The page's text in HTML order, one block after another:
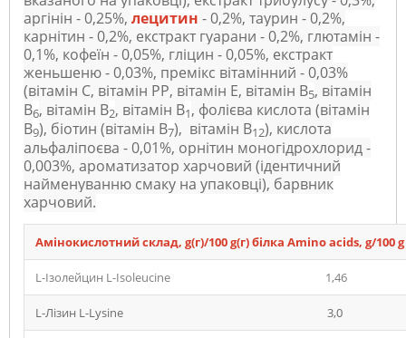
аргінін - 0,25%, лецитин - 0,2%, таурин - 0,2%,
карнітин - 0,2%, екстракт гуарани - 0,2%, глютамін -
0,1%, кофеїн - 0,05%, гліцин - 0,05%, екстракт
женьшеню - 0,03%, премікс вітамінний - 0,03%
(вітамін С, вітамін РР, вітамін Е, вітамін В5, вітамін
В6, вітамін В2, вітамін В1, фолієва кислота (вітамін
В9), біотин (вітамін В7), вітамін В12), кислота
альфаліпоєва - 0,01%, орнітин моногідрохлорид -
0,003%, ароматизатор харчовий (ідентичний
найменуванню смаку на упаковці), барвник
харчовий.
Амінокислотний склад, g(г)/100 g(г) білка Aminoacids, g/100g
L-Ізолейцин L-Isoleucine 1,46
L-Лізин L-Lysine 3,0